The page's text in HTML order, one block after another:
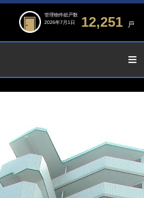
管理物件総戸数
2026年7月1日
12,251 戸